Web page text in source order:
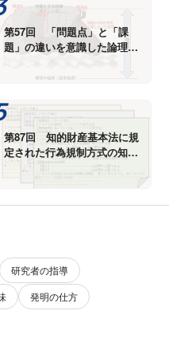
第57回 「問題点」と「課
題」の違いを意識した論理
第87回 知的財産基本法に規
定された行為規制方式の知的
財産権として、ノウハウ技術
研究者の指導
発明の仕方